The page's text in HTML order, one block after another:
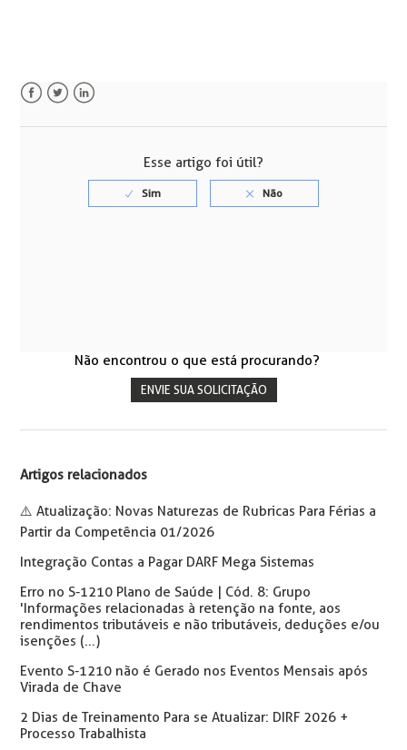
Esse artigo foi útil?
Não encontrou o que está procurando?
ENVIE SUA SOLICITAÇÃO
Artigos relacionados
⚠️ Atualização: Novas Naturezas de Rubricas Para Férias a
Partir da Competência 01/2026
Integração Contas a Pagar DARF Mega Sistemas
Erro no S-1210 Plano de Saúde | Cód. 8: Grupo
'Informações relacionadas à retenção na fonte, aos
rendimentos tributáveis e não tributáveis, deduções e/ou
isenções (...)
Evento S-1210 não é Gerado nos Eventos Mensais após
Virada de Chave
2 Dias de Treinamento Para se Atualizar: DIRF 2026 +
Processo Trabalhista